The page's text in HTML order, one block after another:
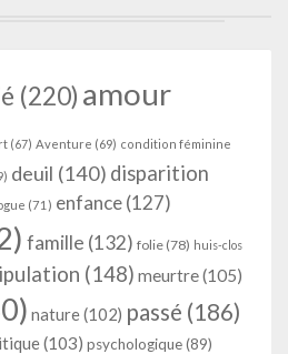
(220) amour
(67) Aventure (69) condition féminine
deuil (140) disparition
(71) enfance(127)
famille (132) folie (78) huis-clos
(148) meurtre(105)
nature(102) passé (186)
(103) psychologique(89)